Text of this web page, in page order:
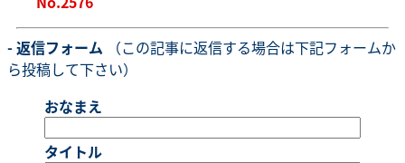
- 返信フォーム （この記事に返信する場合は下記フォームか
ら投稿して下さい）
おなまえ
タイトル